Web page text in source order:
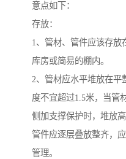
意点如下：
存放：
1、管材、管件应该存
库房或简易的棚内。
2、管材应水平堆放在平
度不宜超过1.5米，当管
侧加支撑保护时，堆放
管件应逐层叠放整齐，
管理。